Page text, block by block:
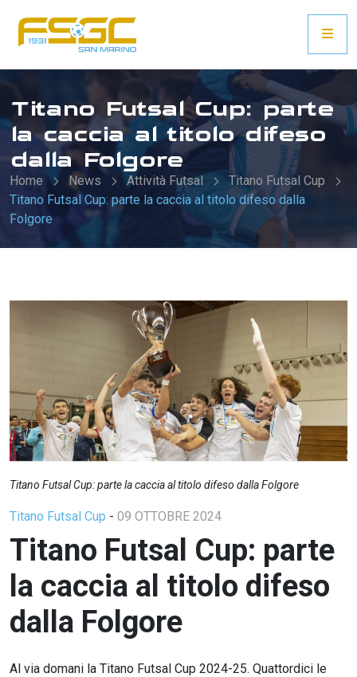
Titano Futsal Cup: parte
la caccia al titolo difeso
dalla Folgore
Home News Attività Futsal
Titano Futsal Cup
Titano Futsal Cup: parte la caccia al titolo difeso dalla
Folgore
Titano Futsal Cup: parte la caccia al titolo difeso dalla Folgore
Titano Futsal Cup - 09 OTTOBRE 2024
Titano Futsal Cup: parte
la caccia al titolo difeso
dalla Folgore
Al via domani la Titano Futsal Cup 2024-25. Quattordici le